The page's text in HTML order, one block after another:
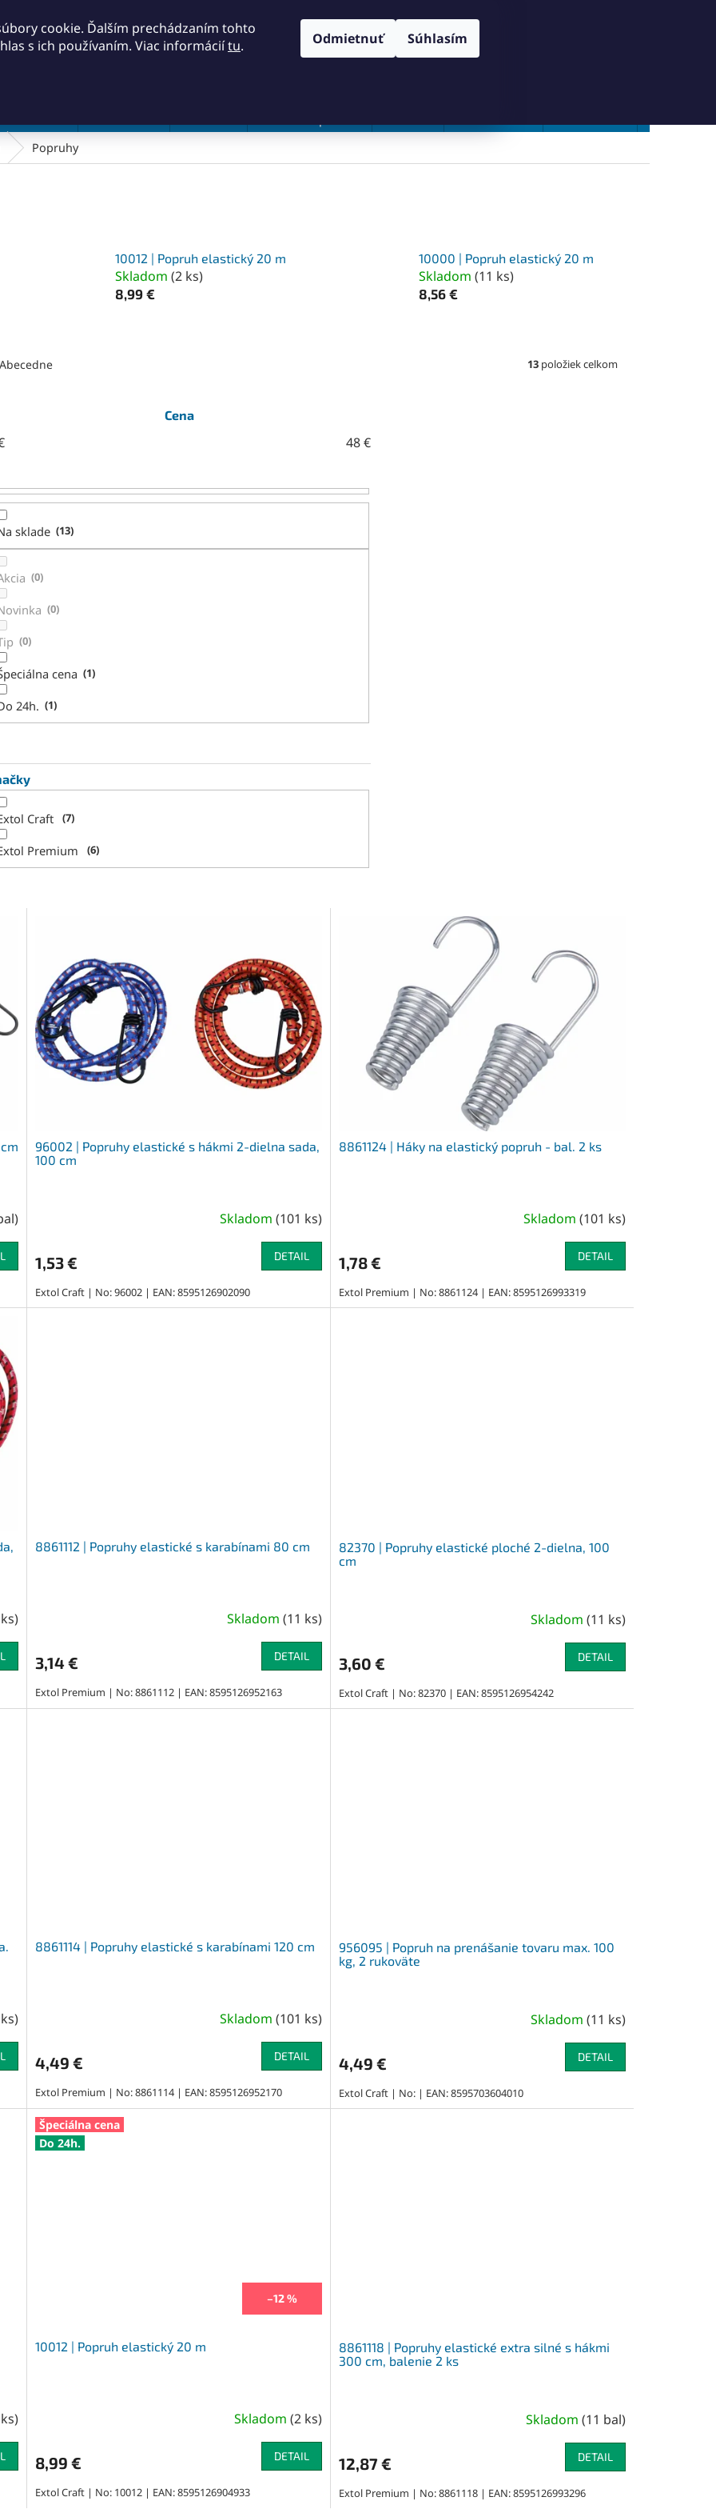
cookie. Ďalším prechádzaním tohto
s ich používaním. Viac informáciítu. Odmietnuť Súhlasím
Popruhy
10012 | Popruh elastický 20 m
Skladom(2 ks)
8,99 €
10000 | Popruh elastický 20 m
Skladom (11 ks)
8,56 €
Abecedne 13 položiek celkom
Cena
48€
sklade 13
0
0
0
cena 1
24h. 1
Craft 7
Premium 6
)
96002 | Popruhy elastické s hákmi 2-dielna sada,
100 cm
Skladom (101 ks)
1,53 € DETAIL
Extol Craft | No: 96002 | EAN: 8595126902090
8861124 | Háky na elastický popruh - bal. 2 ks
Skladom (101 ks)
1,78 € DETAIL
Extol Premium | No: 8861124 | EAN: 8595126993319
)
8861112 | Popruhy elastické s karabínami 80 cm
Skladom (11 ks)
3,14 € DETAIL
Extol Premium | No: 8861112 | EAN: 8595126952163
82370 | Popruhy elastické ploché 2-dielna, 100
cm
Skladom (11 ks)
3,60 € DETAIL
Extol Craft | No: 82370 | EAN: 8595126954242
)
8861114 | Popruhy elastické s karabínami 120 cm
Skladom (101 ks)
4,49 € DETAIL
Extol Premium | No: 8861114 | EAN: 8595126952170
956095 | Popruh na prenášanie tovaru max. 100
kg, 2 rukoväte
Skladom (11 ks)
4,49 € DETAIL
Extol Craft | No: | EAN: 8595703604010
)
Špeciálna cena
Do 24h.
–12 %
10012 | Popruh elastický 20 m
Skladom (2 ks)
8,99 € DETAIL
Extol Craft | No: 10012 | EAN: 8595126904933
8861118 | Popruhy elastické extra silné s hákmi
300 cm, balenie 2 ks
Skladom (11 bal)
12,87 € DETAIL
Extol Premium | No: 8861118 | EAN: 8595126993296